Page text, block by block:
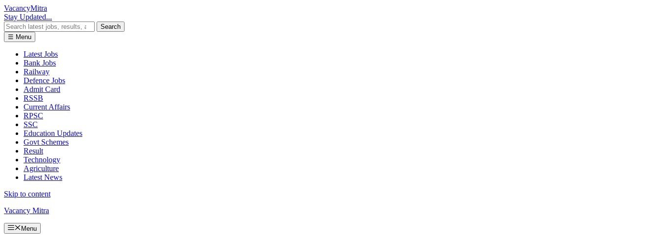
VacancyMitra
Stay Updated...
Search
☰ Menu
Latest Jobs
Bank Jobs
Railway
Defence Jobs
Admit Card
RSSB
Current Affairs
RPSC
SSC
Education Updates
Govt Schemes
Result
Technology
Agriculture
Latest News
Skip to content
Vacancy Mitra
Menu